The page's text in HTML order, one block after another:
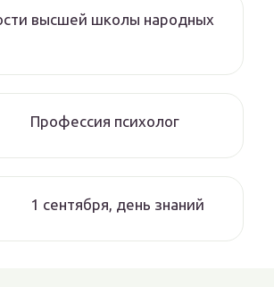
высшей школы народных
Профессия психолог
1 сентября, день знаний